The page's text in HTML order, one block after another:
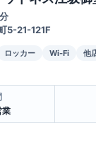
5-21-121F
ロッカー Wi-Fi 他